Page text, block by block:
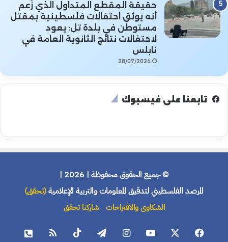
حقيقة المقطع المتداول الذي زُعم
أنه يوثق احتفالات فلسطينية بمقتل
مستوطن في بلدة تل: يعود
لاحتفالات نتائج الثانوية العامة في
نابلس
28/07/2026
تابعنا على فيسبوك
© جميع الحقوق محفوظة | 2026 |
المرصد الفلسطيني لتدقيق المعلومات والتربية الإعلامية(تحقق)
الشكاوى والاقتراحات شاركنا تحقق
فيسبوك يوتيوب انستقرام تيلقرام ‫TikTok ملخص